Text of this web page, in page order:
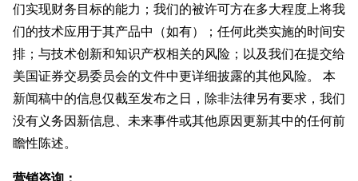
们实现财务目标的能力；我们的被许可方在多大程度上将我
们的技术应用于其产品中（如有）；任何此类实施的时间安
排；与技术创新和知识产权相关的风险；以及我们在提交给
美国证券交易委员会的文件中更详细披露的其他风险。 本
新闻稿中的信息仅截至发布之日，除非法律另有要求，我们
没有义务因新信息、未来事件或其他原因更新其中的任何前
瞻性陈述。